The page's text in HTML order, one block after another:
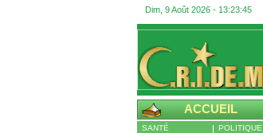
Dim, 9 Août 2026 - 13:23:46
ACCUEIL
SANTÉ
POLITIQUE